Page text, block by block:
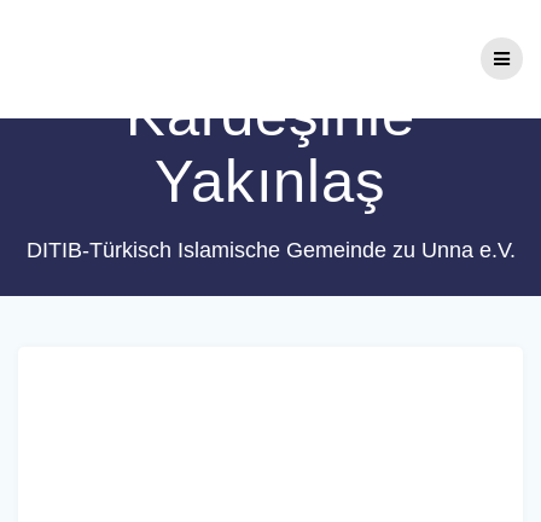
Kardeşinle
Yakınlaş
DITIB-Türkisch Islamische Gemeinde zu Unna e.V.